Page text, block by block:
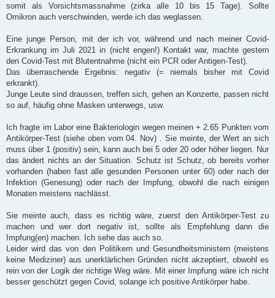
somit als Vorsichtsmassnahme (zirka alle 10 bis 15 Tage). Sollte
Omikron auch verschwinden, werde ich das weglassen.
Eine junge Person, mit der ich vor, während und nach meiner Covid-
Erkrankung im Juli 2021 in (nicht engen!) Kontakt war, machte gestern
den Covid-Test mit Blutentnahme (nicht ein PCR oder Antigen-Test).
Das überraschende Ergebnis: negativ (= niemals bisher mit Covid
erkrankt).
Junge Leute sind draussen, treffen sich, gehen an Konzerte, passen nicht
so auf, häufig ohne Masken unterwegs, usw.
Ich fragte im Labor eine Bakteriologin wegen meinen + 2.65 Punkten vom
Antikörper-Test (siehe oben vom 04. Nov) . Sie meinte, der Wert an sich
muss über 1 (positiv) sein, kann auch bei 5 oder 20 oder höher liegen. Nur
das ändert nichts an der Situation. Schutz ist Schutz, ob bereits vorher
vorhanden (haben fast alle gesunden Personen unter 60) oder nach der
Infektion (Genesung) oder nach der Impfung, obwohl die nach einigen
Monaten meistens nachlässt.
Sie meinte auch, dass es richtig wäre, zuerst den Antikörper-Test zu
machen und wer dort negativ ist, sollte als Empfehlung dann die
Impfung(en) machen. Ich sehe das auch so.
Leider wird das von den Politikern und Gesundheitsministern (meistens
keine Mediziner) aus unerklärlichen Gründen nicht akzeptiert, obwohl es
rein von der Logik der richtige Weg wäre. Mit einer Impfung wäre ich nicht
besser geschützt gegen Covid, solange ich positive Antikörper habe.